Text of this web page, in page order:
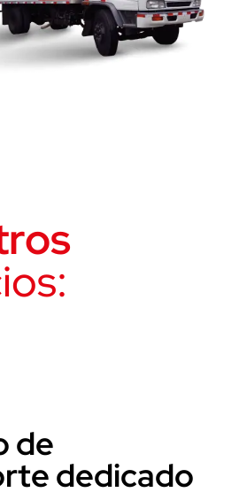
de
dedicado